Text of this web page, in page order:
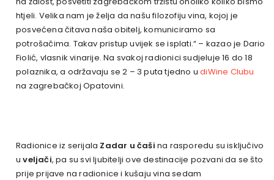
htjeli. Velika nam je želja da našu filozofiju vina, kojoj je
posvećena čitava naša obitelj, komuniciramo sa
potrošačima. Takav pristup uvijek se isplati.“ – kazao je Dario
Fiolić, vlasnik vinarije. Na svakoj radionici sudjeluje 16 do 18
polaznika, a održavaju se 2 – 3 puta tjedno udiWine Clubu
na zagrebačkoj Opatovini.
Radionice iz serijala Zadar u čaši na rasporedu su isključivo
uveljači, pa su svi ljubitelji ove destinacije pozvani da se što
prije prijave na radionice i kušaju vina sedam